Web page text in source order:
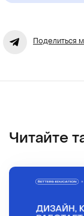
Поделиться
Читайте